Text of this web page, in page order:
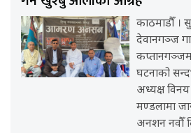
काठमाडौँ ।
देवानगञ्ज
घटनाको
अध्यक्ष
मण्डलामा
अनशन नवौँ